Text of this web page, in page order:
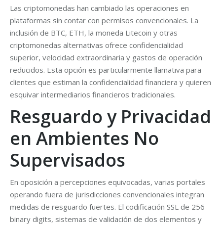
Las criptomonedas han cambiado las operaciones en
plataformas sin contar con permisos convencionales. La
inclusión de BTC, ETH, la moneda Litecoin y otras
criptomonedas alternativas ofrece confidencialidad
superior, velocidad extraordinaria y gastos de operación
reducidos. Esta opción es particularmente llamativa para
clientes que estiman la confidencialidad financiera y quieren
esquivar intermediarios financieros tradicionales.
Resguardo y Privacidad
en Ambientes No
Supervisados
En oposición a percepciones equivocadas, varias portales
operando fuera de jurisdicciones convencionales integran
medidas de resguardo fuertes. El codificación SSL de 256
binary digits, sistemas de validación de dos elementos y